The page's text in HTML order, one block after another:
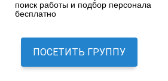
поиск работы и подбор персонала
бесплатно
ПОСЕТИТЬ ГРУППУ